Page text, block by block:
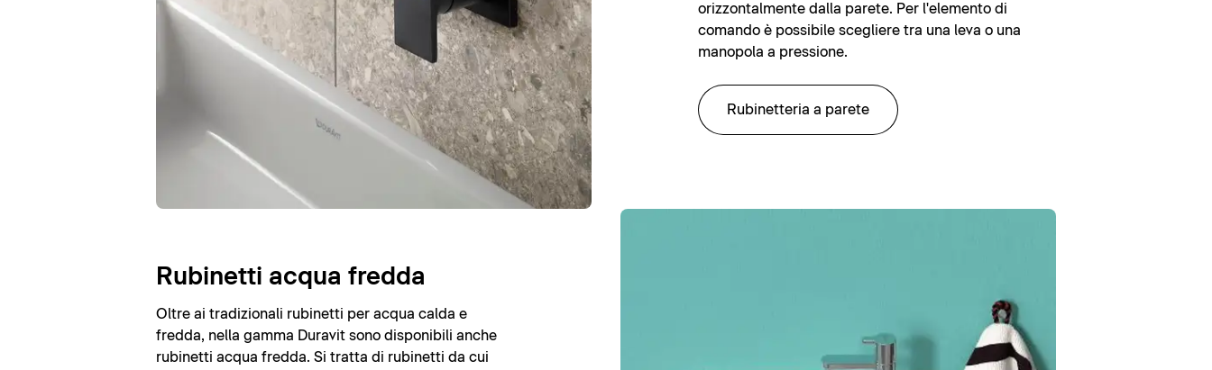
orizzontalmente dalla parete. Per l'elemento di
comando è possibile scegliere tra una leva o una
manopola a pressione.
Rubinetteria a parete
Rubinetti acqua fredda
Oltre ai tradizionali rubinetti per acqua calda e
fredda, nella gamma Duravit sono disponibili anche
rubinetti acqua fredda. Si tratta di rubinetti da cui